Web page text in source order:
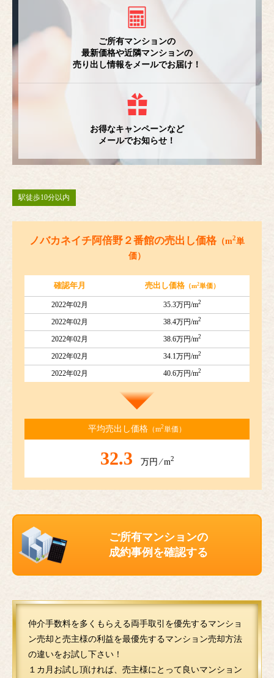
ご所有マンションの
最新価格や近隣マンションの
売り出し情報をメールでお届け！
お得なキャンペーンなど
メールでお知らせ！
駅徒歩10分以内
ノバカネイチ阿倍野２番館の売出し価格 （m2単
価）
確認年月 売出し価格（m2単価）
2022年02月 35.3万円/m2
2022年02月 38.4万円/m2
2022年02月 38.6万円/m2
2022年02月 34.1万円/m2
2022年02月 40.6万円/m2
平均売出し価格 （m2単価）
32.3 万円 ⁄ m2
ご所有マンションの
成約事例を確認する
仲介手数料を多くもらえる両手取引を優先するマンショ
ン売却と売主様の利益を最優先するマンション売却方法
の違いをお試し下さい！
１カ月お試し頂ければ、売主様にとって良いマンション